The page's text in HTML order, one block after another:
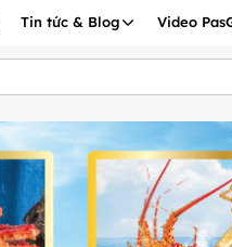
Tin tức & Blog Video